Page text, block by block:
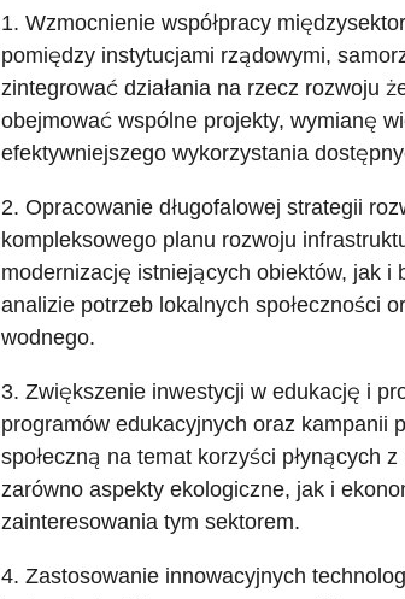
1. Wzmocnienie współpracy
pomiędzy instytucjami rządowymi,
zintegrować działania na rzecz rozwoju
obejmować wspólne projekty, wymianę
efektywniejszego wykorzystania
2. Opracowanie długofalowej strategii
kompleksowego planu rozwoju
modernizację istniejących obiektów, jak
analizie potrzeb lokalnych społeczności
wodnego.
3. Zwiększenie inwestycji w edukację i
programów edukacyjnych oraz kampanii
społeczną na temat korzyści płynących
zarówno aspekty ekologiczne, jak i
zainteresowania tym sektorem.
4. Zastosowanie innowacyjnych